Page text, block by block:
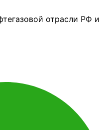
отрасли РФ и